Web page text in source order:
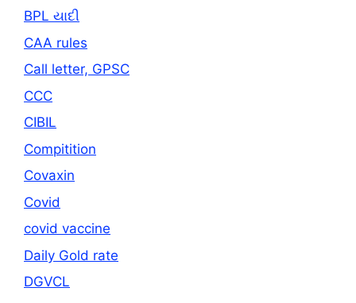
BPL યાદી
CAA rules
Call letter, GPSC
CCC
CIBIL
Compitition
Covaxin
Covid
covid vaccine
Daily Gold rate
DGVCL